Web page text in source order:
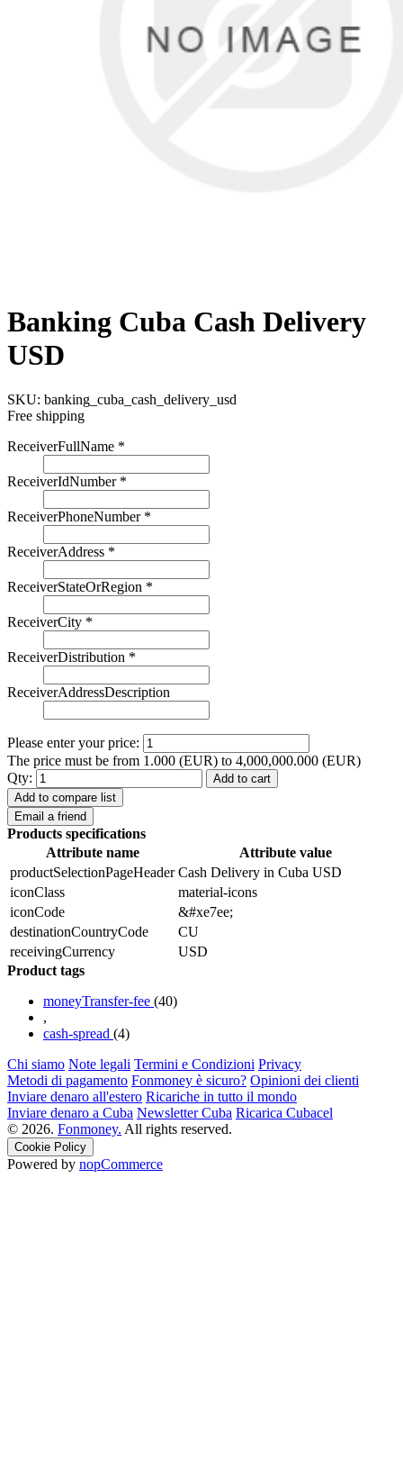
Banking Cuba Cash Delivery
USD
SKU: banking_cuba_cash_delivery_usd
Free shipping
ReceiverFullName *
ReceiverIdNumber *
ReceiverPhoneNumber *
ReceiverAddress *
ReceiverStateOrRegion *
ReceiverCity *
ReceiverDistribution *
ReceiverAddressDescription
Please enter your price:
The price must be from 1.000 (EUR) to 4,000,000.000 (EUR)
Qty:
Add to cart
Add to compare list
Email a friend
Products specifications
Attribute name
Attribute value
productSelectionPageHeader Cash Delivery in Cuba USD
iconClass
material-icons
iconCode
&#xe7ee;
destinationCountryCode
CU
receivingCurrency
USD
Product tags
moneyTransfer-fee (40)
,
cash-spread (4)
Chi siamo Note legali Termini e Condizioni Privacy
Metodi di pagamento Fonmoney è sicuro? Opinioni dei clienti
Inviare denaro all'estero Ricariche in tutto il mondo
Inviare denaro a Cuba Newsletter Cuba Ricarica Cubacel
© 2026. Fonmoney. All rights reserved.
Cookie Policy
Powered by nopCommerce